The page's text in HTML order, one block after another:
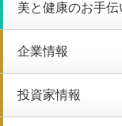
美と健康のお手
企業情報
投資家情報